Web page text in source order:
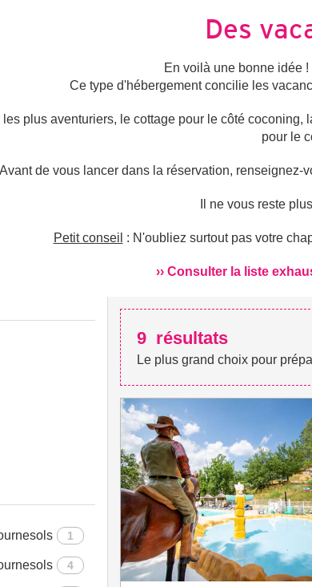
Des
En voilà une bonne idée
Ce type d'hébergement concilie les
les plus aventuriers, le cottage pour le côté
pour le
Avant de vous lancer dans la réservation,
Il ne vous reste
Petit conseil : N'oubliez surtout pas votre
›› Consulter la liste
1
4
9 résultats
Le plus grand choix pour